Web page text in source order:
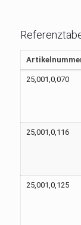
25,001,0,070
25,001,0,116
25,001,0,125